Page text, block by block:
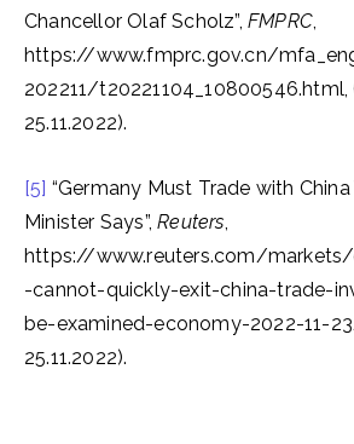
Chancellor Olaf Scholz”, FMPRC,
https://www.fmprc.gov.cn/
202211/t20221104_10800546.html,
25.11.2022).
[5] “Germany Must Trade with
Minister Says”,Reuters,
https://www.reuters.com/
-cannot-quickly-exit-china-trade-
be-examined-economy-2022-11-
25.11.2022).